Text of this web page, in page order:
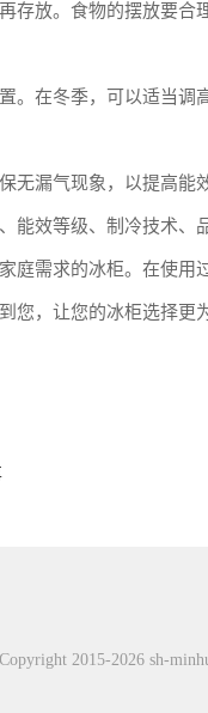
存放。食物的摆放要合
。在冬季，可以适当调
无漏气现象，以提高能效
能效等级、制冷技术
庭需求的冰柜。在使
您，让您的冰柜选择更
Copyright 2015-2026 sh-